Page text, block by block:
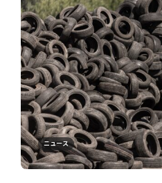
ニュース